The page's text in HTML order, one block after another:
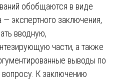
обобщаются в виде
экспертного заключения,
вводную,
части, а также
выводы по
К заключению